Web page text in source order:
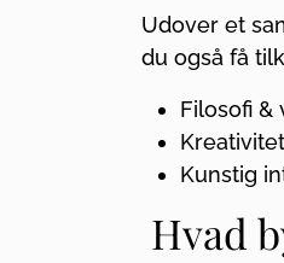
Udover et
du også få
Filosofi &
Kunstig
Hvad